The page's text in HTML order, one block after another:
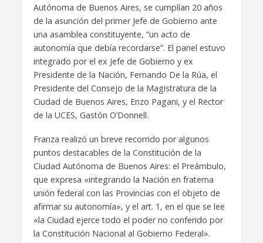
Autónoma de Buenos Aires, se cumplían 20 años
de la asunción del primer Jefe de Gobierno ante
una asamblea constituyente, “un acto de
autonomía que debía recordarse”. El panel estuvo
integrado por el ex Jefe de Gobierno y ex
Presidente de la Nación, Fernando De la Rúa, el
Presidente del Consejo de la Magistratura de la
Ciudad de Buenos Aires, Enzo Pagani, y el Rector
de la UCES, Gastón O’Donnell.
Franza realizó un breve recorrido por algunos
puntos destacables de la Constitución de la
Ciudad Autónoma de Buenos Aires: el Preámbulo,
que expresa «integrando la Nación en fraterna
unión federal con las Provincias con el objeto de
afirmar su autonomía», y el art. 1, en el que se lee
«la Ciudad ejerce todo el poder no conferido por
la Constitución Nacional al Gobierno Federal».